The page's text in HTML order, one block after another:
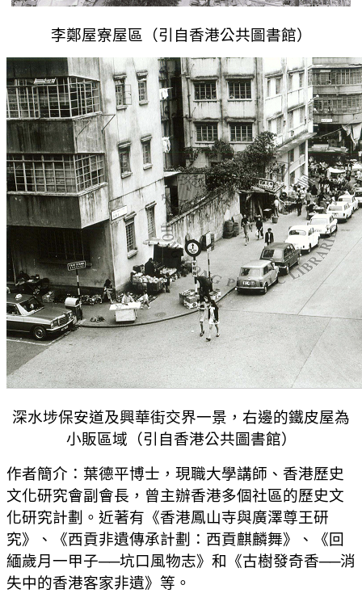
李鄭屋寮屋區（引自香港公共圖書館）
深水埗保安道及興華街交界一景，右邊的鐵皮屋為
小販區域（引自香港公共圖書館）
作者簡介：葉德平博士，現職大學講師、香港歷史
文化研究會副會長，曾主辦香港多個社區的歷史文
化研究計劃。近著有《香港鳳山寺與廣澤尊王研
究》、《西貢非遺傳承計劃：西貢麒麟舞》、《回
緬歲月一甲子──坑口風物志》和《古樹發奇香──消
失中的香港客家非遺》等。